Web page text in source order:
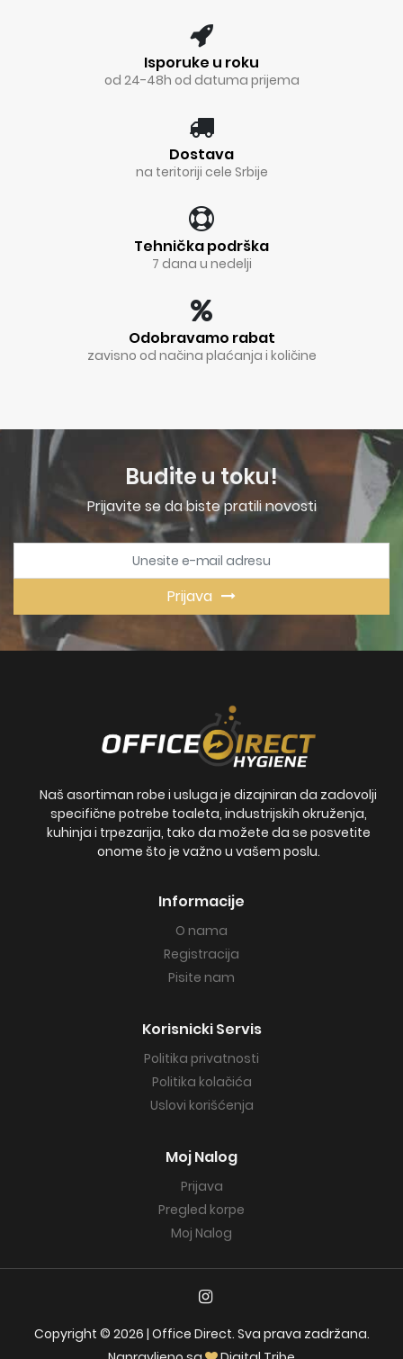
Isporuke u roku
od 24-48h od datuma prijema
Dostava
na teritoriji cele Srbije
Tehnička podrška
7 dana u nedelji
Odobravamo rabat
zavisno od načina plaćanja i količine
Budite u toku!
Prijavite se da biste pratili novosti
Prijava
Naš asortiman robe i usluga je dizajniran da zadovolji
specifične potrebe toaleta, industrijskih okruženja,
kuhinja i trpezarija, tako da možete da se posvetite
onome što je važno u vašem poslu.
Informacije
O nama
Registracija
Pisite nam
Korisnicki Servis
Politika privatnosti
Politika kolačića
Uslovi korišćenja
Moj Nalog
Prijava
Pregled korpe
Moj Nalog
Copyright © 2026 | Office Direct. Sva prava zadržana.